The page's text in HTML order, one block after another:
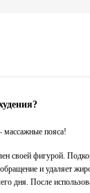
массажные пояса!
своей фигурой.
и удаляет
дня. После